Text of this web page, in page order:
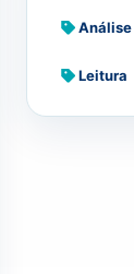
Leitura